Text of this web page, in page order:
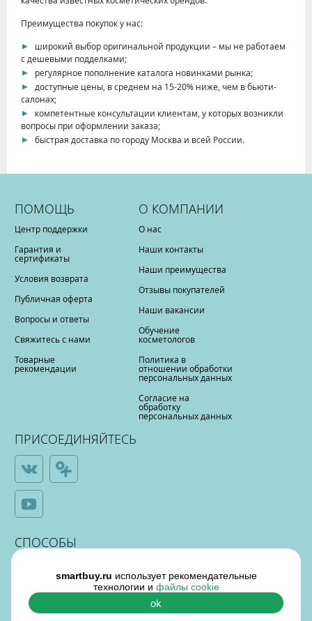
Преимущества покупок у нас:
широкий выбор оригинальной продукции – мы не работаем
с дешевыми подделками;
регулярное пополнение каталога новинками рынка;
доступные цены, в среднем на 15-20% ниже, чем в бьюти-
салонах;
компетентные консультации клиентам, у которых возникли
вопросы при оформлении заказа;
быстрая доставка по городу Москва и всей России.
ПОМОЩЬ
Центр поддержки
Гарантия и
сертификаты
Условия возврата
Публичная оферта
Вопросы и ответы
Свяжитесь с нами
Товарные
рекомендации
О КОМПАНИИ
О нас
Наши контакты
Наши преимущества
Отзывы покупателей
Наши вакансии
Обучение
косметологов
Политика в
отношении обработки
персональных данных
Согласие на
обработку
персональных данных
ПРИСОЕДИНЯЙТЕСЬ
СПОСОБЫ
ОПЛАТЫ
smartbuy.ru использует рекомендательные
технологии и файлы cookie
ok